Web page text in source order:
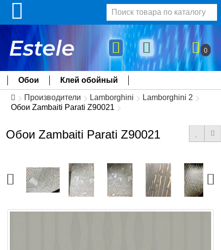
0
Обои Клей обойный
Производители Lamborghini
Lamborghini 2
Обои Zambaiti Parati Z90021
Обои Zambaiti Parati Z90021